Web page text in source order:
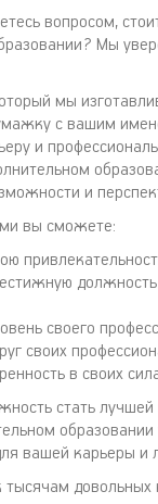
вопросом,
Мы
мы
с вашим
и
и
вы сможете:
своего
своих
в своих
стать
образовании
вашей карьеры и
тысячам довольных